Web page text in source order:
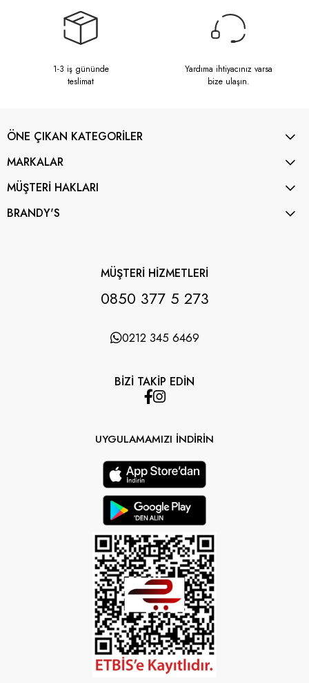
1-3 iş gününde
teslimat
Yardıma ihtiyacınız varsa
bize ulaşın.
ÖNE ÇIKAN KATEGORİLER
MARKALAR
MÜŞTERİ HAKLARI
BRANDY'S
MÜŞTERİ HİZMETLERİ
0850 377 5 273
0212 345 6469
BİZİ TAKİP EDİN
UYGULAMAMIZI İNDİRİN